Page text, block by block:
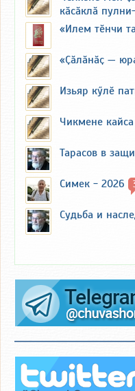
кӑсӑклӑ
«Илем тӗнчи
«Ҫӑлӑнӑҫ —
Изьяр кӳлӗ
Чикмене
Тарасов в
Симек - 2026
Судьба и